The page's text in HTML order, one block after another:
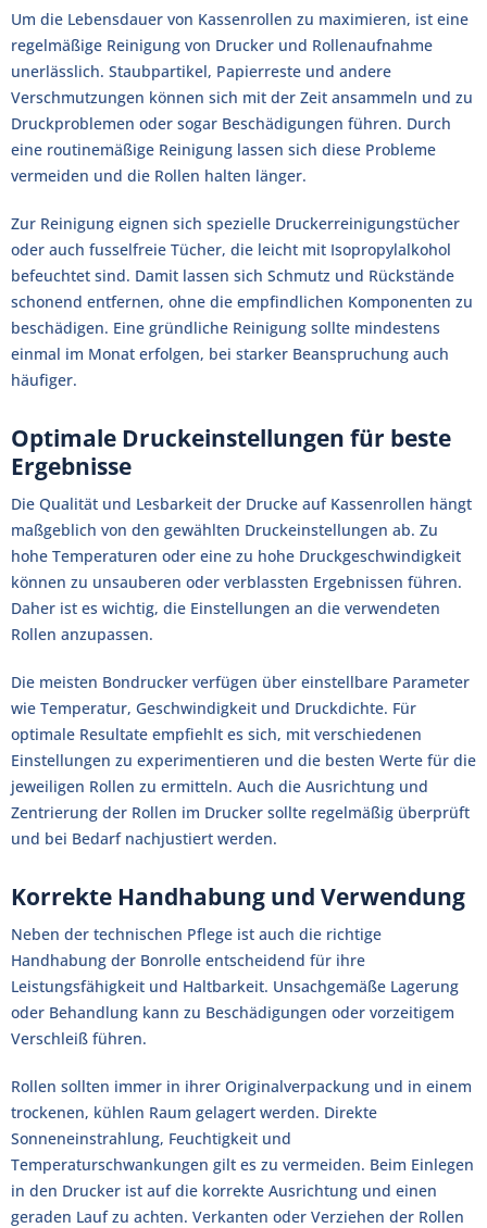
Um die Lebensdauer von Kassenrollen zu maximieren, ist eine
regelmäßige Reinigung von Drucker und Rollenaufnahme
unerlässlich. Staubpartikel, Papierreste und andere
Verschmutzungen können sich mit der Zeit ansammeln und zu
Druckproblemen oder sogar Beschädigungen führen. Durch
eine routinemäßige Reinigung lassen sich diese Probleme
vermeiden und die Rollen halten länger.
Zur Reinigung eignen sich spezielle Druckerreinigungstücher
oder auch fusselfreie Tücher, die leicht mit Isopropylalkohol
befeuchtet sind. Damit lassen sich Schmutz und Rückstände
schonend entfernen, ohne die empfindlichen Komponenten zu
beschädigen. Eine gründliche Reinigung sollte mindestens
einmal im Monat erfolgen, bei starker Beanspruchung auch
häufiger.
Optimale Druckeinstellungen für beste
Ergebnisse
Die Qualität und Lesbarkeit der Drucke auf Kassenrollen hängt
maßgeblich von den gewählten Druckeinstellungen ab. Zu
hohe Temperaturen oder eine zu hohe Druckgeschwindigkeit
können zu unsauberen oder verblassten Ergebnissen führen.
Daher ist es wichtig, die Einstellungen an die verwendeten
Rollen anzupassen.
Die meisten Bondrucker verfügen über einstellbare Parameter
wie Temperatur, Geschwindigkeit und Druckdichte. Für
optimale Resultate empfiehlt es sich, mit verschiedenen
Einstellungen zu experimentieren und die besten Werte für die
jeweiligen Rollen zu ermitteln. Auch die Ausrichtung und
Zentrierung der Rollen im Drucker sollte regelmäßig überprüft
und bei Bedarf nachjustiert werden.
Korrekte Handhabung und Verwendung
Neben der technischen Pflege ist auch die richtige
Handhabung der Bonrolle entscheidend für ihre
Leistungsfähigkeit und Haltbarkeit. Unsachgemäße Lagerung
oder Behandlung kann zu Beschädigungen oder vorzeitigem
Verschleiß führen.
Rollen sollten immer in ihrer Originalverpackung und in einem
trockenen, kühlen Raum gelagert werden. Direkte
Sonneneinstrahlung, Feuchtigkeit und
Temperaturschwankungen gilt es zu vermeiden. Beim Einlegen
in den Drucker ist auf die korrekte Ausrichtung und einen
geraden Lauf zu achten. Verkanten oder Verziehen der Rollen